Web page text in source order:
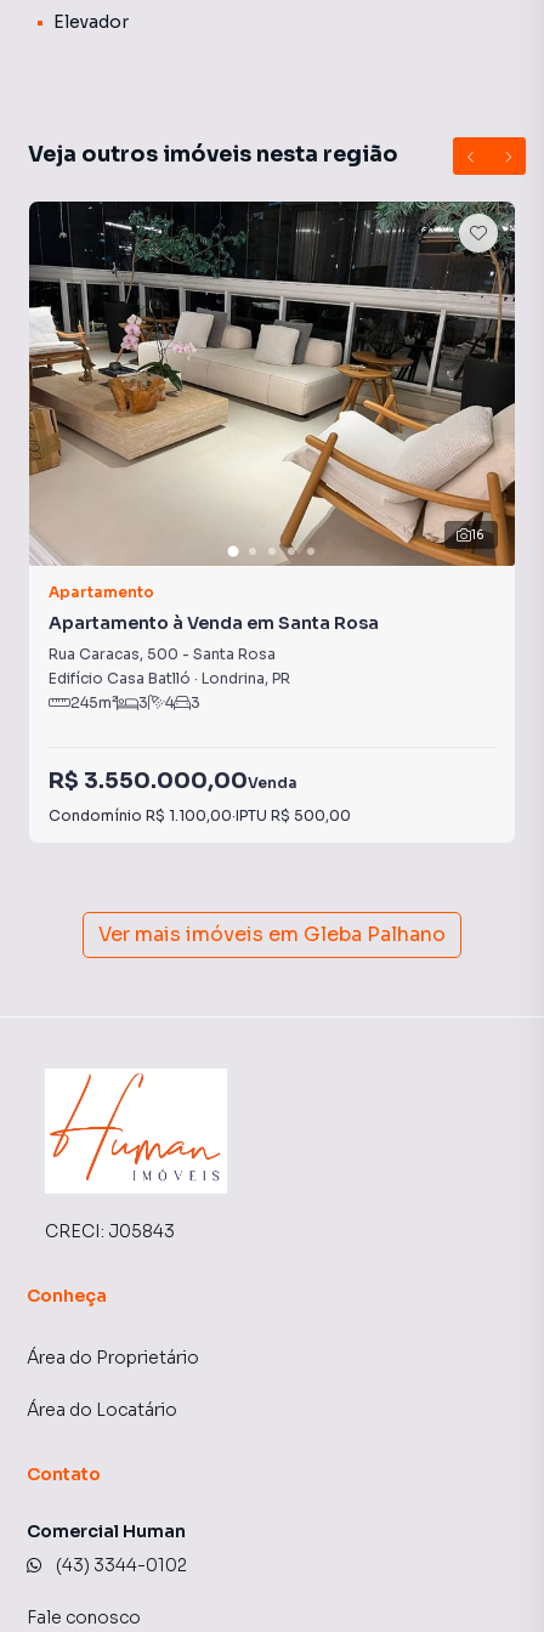
Elevador
Veja outros imóveis nesta região
16
Apartamento
Apartamento à Venda em Santa Rosa
Rua Caracas, 500 - Santa Rosa
Edifício Casa Batlló · Londrina, PR
245m² 3 4 3
R$ 3.550.000,00Venda
Condomínio R$ 1.100,00·IPTU R$ 500,00
Ver mais imóveis em Gleba Palhano
CRECI: J05843
Conheça
Área do Proprietário
Área do Locatário
Contato
Comercial Human
(43) 3344-0102
Fale conosco